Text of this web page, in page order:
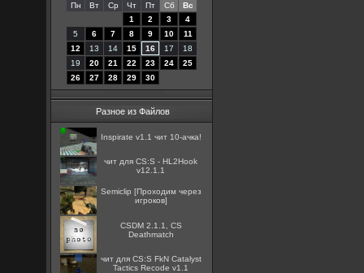
Пн
Вт Ср Чт Пт Сб
Вс
1
2 3
4
5
6 7 8 9 10
11
12
13 14 15 16 17
18
19
20 21 22 23 24
25
26
27 28 29 30
Разное из Файлов
Inspirate v1.1 чит 10-ачка!
чит для CS:S - HL2Hook
v12.1.1
Semiclip [Проходим через
игроков]
CSDM 2.1.1, CS
Deathmatch
чит для CS:S FkN Catalyst
Tactics Recode v1.1